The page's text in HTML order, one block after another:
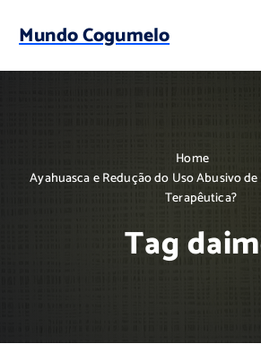
p
Mundo Cogumelo
Home
Ayahuasca e Redução do Uso Abusivo
Terapêutica?
Tag